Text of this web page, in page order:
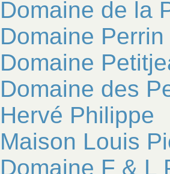
Domaine de la
Domaine Perrin
Domaine
Domaine des
Hervé Philippe
Maison Louis
Domaine F & L